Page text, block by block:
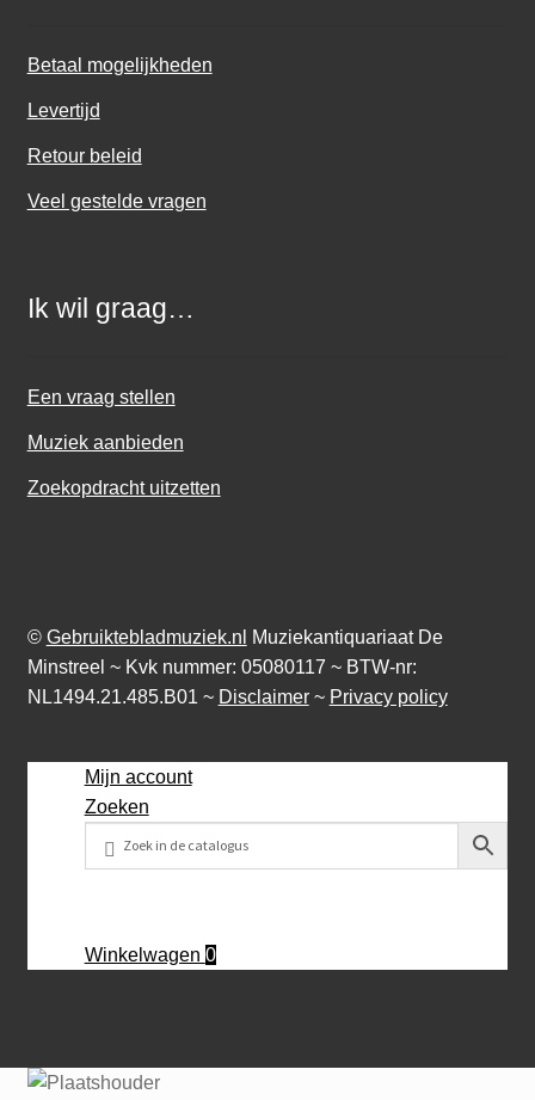
Betaal mogelijkheden
Levertijd
Retour beleid
Veel gestelde vragen
Ik wil graag…
Een vraag stellen
Muziek aanbieden
Zoekopdracht uitzetten
© Gebruiktebladmuziek.nl
Muziekantiquariaat De
Minstreel ~ Kvk nummer: 05080117 ~ BTW-nr:
NL1494.21.485.B01 ~ Disclaimer~ Privacy policy
Mijn account
Zoeken
Winkelwagen 0